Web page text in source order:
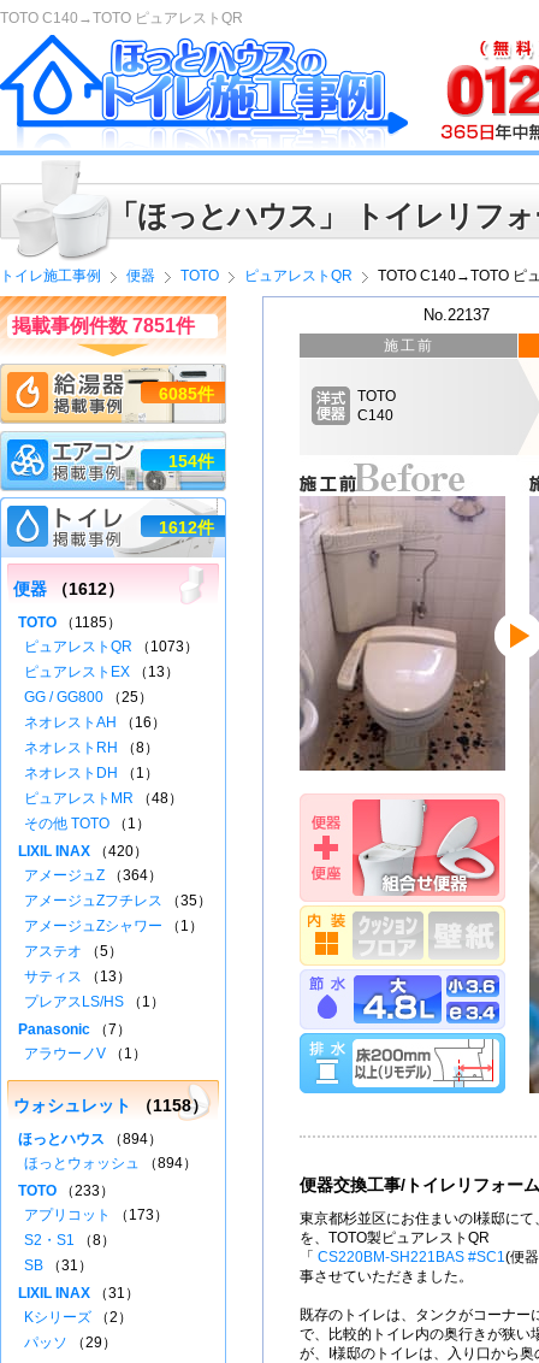
TOTO C140→TOTO ピュアレストQR
「ほっとハウス」 トイレリフ
トイレ施工事例 便器 TOTO ピュアレストQR TOTO C140→TOTO ピ
No.22137
施工前
TOTO
C140
便器交換工事/トイレリフォーム
東京都杉並区にお住まいのI様邸にて
を、TOTO製ピュアレストQR
「 CS220BM-SH221BAS #SC1(便
事させていただきました。
既存のトイレは、タンクがコーナー
で、比較的トイレ内の奥行きが狭い
が、I様邸のトイレは、入り口から奥
掲載事例件数 7851件
6085件
154件
1612件
便器 （1612）
TOTO （1185）
ピュアレストQR （1073）
ピュアレストEX （13）
GG / GG800 （25）
ネオレストAH
（16）
ネオレストRH
（8）
ネオレストDH
（1）
ピュアレストMR （48）
その他 TOTO （1）
LIXIL INAX （420）
アメージュZ （364）
アメージュZフチレス （35）
アメージュZシャワー （1）
アステオ （5）
サティス （13）
プレアスLS/HS （1）
Panasonic （7）
アラウーノV （1）
ウォシュレット （1158）
ほっとハウス （894）
ほっとウォッシュ （894）
TOTO （233）
アプリコット
（173）
S2・S1 （8）
SB （31）
LIXIL INAX （31）
Kシリーズ （2）
パッソ （29）